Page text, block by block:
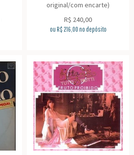
original/com encarte)
R$ 240,00
ou R$ 216,00no depósito